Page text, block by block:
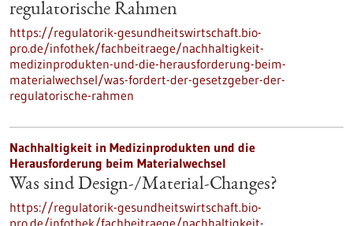
regulatorische Rahmen
https://regulatorik-gesundheitswirtschaft.bio-
pro.de/infothek/fachbeitraege/nachhaltigkeit-
medizinprodukten-und-die-herausforderung-beim-
materialwechsel/was-fordert-der-gesetzgeber-der-
regulatorische-rahmen
Nachhaltigkeit in Medizinprodukten und die
Herausforderung beim Materialwechsel
Was sind Design-/Material-Changes?
https://regulatorik-gesundheitswirtschaft.bio-
pro.de/infothek/fachbeitraege/nachhaltigkeit-